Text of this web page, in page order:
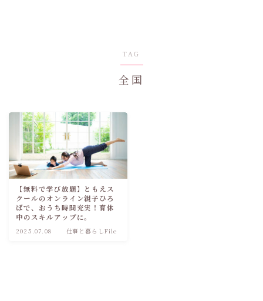
TAG
全国
【無料で学び放題】ともえス
クールのオンライン親子ひろ
ばで、おうち時間充実！育休
中のスキルアップに。
2025.07.08 仕事と暮らしFile